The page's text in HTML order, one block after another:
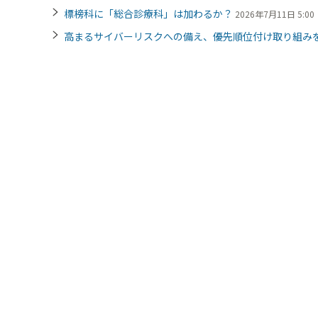
標榜科に「総合診療科」は加わるか？ 2026年7月11日 5:00
高まるサイバーリスクへの備え、優先順位付け取り組み